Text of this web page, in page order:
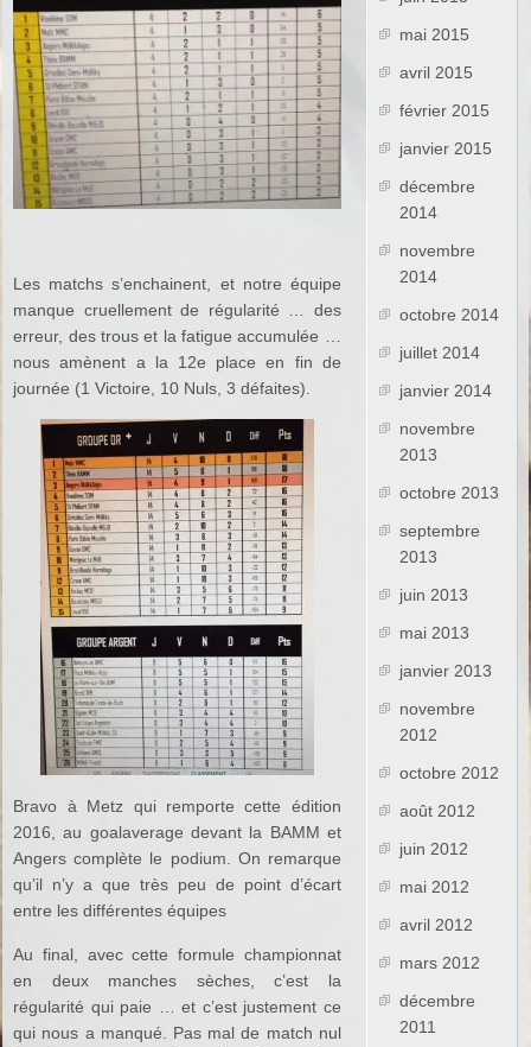
Les matchs s’enchainent, et notre équipe
manque cruellement de régularité … des
erreur, des trous et la fatigue accumulée …
nous amènent a la 12e place en fin de
journée (1 Victoire, 10 Nuls, 3 défaites).
Bravo à Metz qui remporte cette édition
2016, au goalaverage devant la BAMM et
Angers complète le podium. On remarque
qu’il n’y a que très peu de point d’écart
entre les différentes équipes
Au final, avec cette formule championnat
en deux manches sèches, c’est la
régularité qui paie … et c’est justement ce
qui nous a manqué. Pas mal de match nul
mai 2015
avril 2015
février 2015
janvier 2015
décembre
2014
novembre
2014
octobre 2014
juillet 2014
janvier 2014
novembre
2013
octobre 2013
septembre
2013
juin 2013
mai 2013
janvier 2013
novembre
2012
octobre 2012
août 2012
juin 2012
mai 2012
avril 2012
mars 2012
décembre
2011